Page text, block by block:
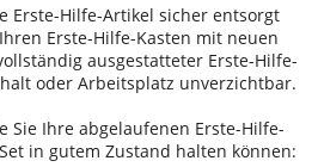
Erste-Hilfe-Artikel sicher entsorgt
Erste-Hilfe-Kasten mit neuen
ausgestatteter Erste-Hilfe-
oder Arbeitsplatz unverzichtbar.
Sie Ihre abgelaufenen Erste-Hilfe-
in gutem Zustand halten können: